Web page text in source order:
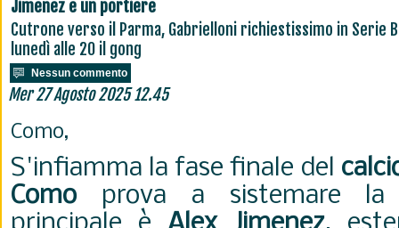
Jimenez e un portiere
Cutrone verso il Parma, Gabrielloni richiestissimo in Serie
lunedì alle 20 il gong
Nessun commento
Mer 27 Agosto 2025 12.45
Como,
S'infiamma la fase finale del
Comoprova a sistemare la